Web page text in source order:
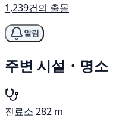
1,239건의 출몰
알림
주변 시설・명소
진료소 282 m